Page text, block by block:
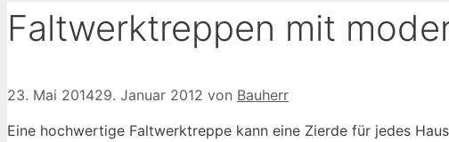
Faltwerktreppen mit
23. Mai 201429. Januar 2012 von Bauherr
Eine hochwertige Faltwerktreppe kann eine Zierde für jedes